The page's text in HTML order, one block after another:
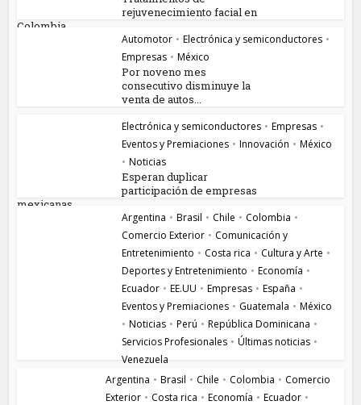
rejuvenecimiento facial en
Colombia...
Automotor • Electrónica y semiconductores •
Empresas • México
Por noveno mes
consecutivo disminuye la
venta de autos...
Electrónica y semiconductores • Empresas •
Eventos y Premiaciones • Innovación • México
• Noticias
Esperan duplicar
participación de empresas
mexicanas...
Argentina • Brasil • Chile • Colombia •
Comercio Exterior • Comunicación y
Entretenimiento • Costa rica • Cultura y Arte •
Deportes y Entretenimiento • Economía •
Ecuador • EE.UU • Empresas • España •
Eventos y Premiaciones • Guatemala • México
• Noticias • Perú • República Dominicana •
Servicios Profesionales • Últimas noticias •
Venezuela
The Beat Robbers catalogada como una de las
Argentina • Brasil • Chile • Colombia • Comercio
Exterior • Costa rica • Economía • Ecuador •